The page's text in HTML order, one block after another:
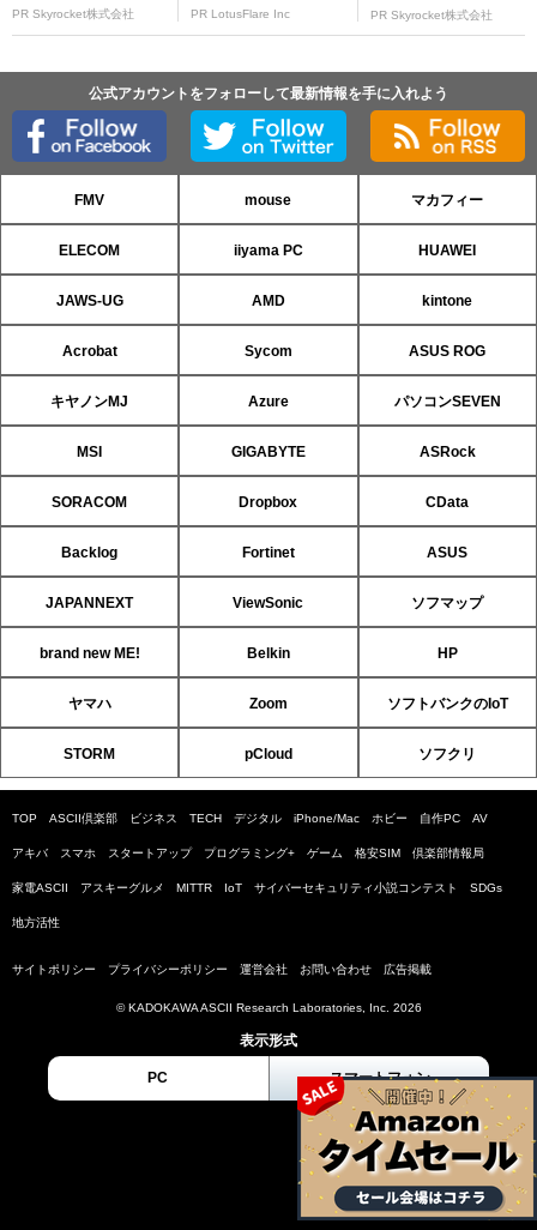
PR Skyrocket株式会社 PR LotusFlare Inc PR Skyrocket株式会社
公式アカウントをフォローして最新情報を手に入れよう
FMV mouse マカフィー
ELECOM iiyama PC HUAWEI
JAWS-UG AMD kintone
Acrobat Sycom ASUS ROG
キヤノンMJ Azure パソコンSEVEN
MSI GIGABYTE ASRock
SORACOM Dropbox CData
Backlog Fortinet ASUS
JAPANNEXT ViewSonic ソフマップ
brand new ME! Belkin HP
ヤマハ Zoom ソフトバンクのIoT
STORM pCloud ソフクリ
TOP ASCII倶楽部 ビジネス TECH デジタル iPhone/Mac ホビー 自作PC AV
アキバ スマホ スタートアップ プログラミング+ ゲーム 格安SIM 倶楽部情報局
家電ASCII アスキーグルメ MITTR IoT サイバーセキュリティ小説コンテスト SDGs
地方活性
サイトポリシー プライバシーポリシー 運営会社 お問い合わせ 広告掲載
© KADOKAWA ASCII Research Laboratories, Inc. 2026
表示形式
PC スマートフォン